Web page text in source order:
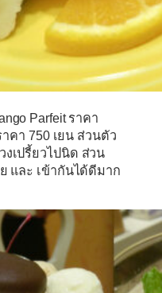
Parfeit ราคา
าคา 750 เยน ส่วนตัว
เปรี้ยวไปนิด ส่วน
และ เข้ากันได้ดีมาก